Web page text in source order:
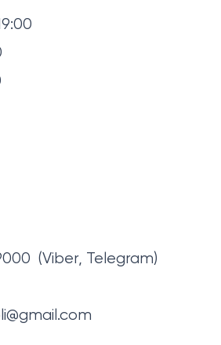
сну
(Viber, Telegram)